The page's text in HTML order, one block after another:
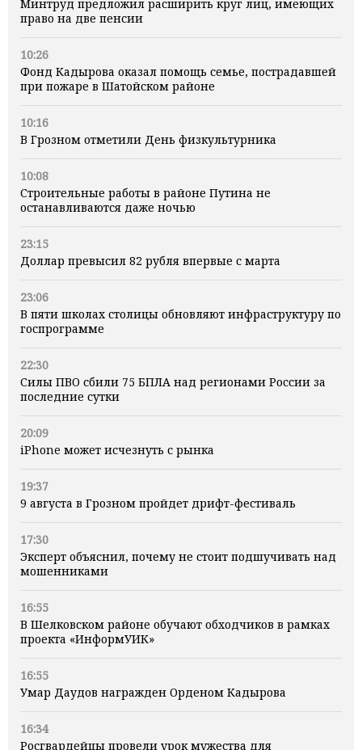
Минтруд предложил расширить круг лиц, имеющих
право на две пенсии
10:26
Фонд Кадырова оказал помощь семье, пострадавшей
при пожаре в Шатойском районе
10:16
В Грозном отметили День физкультурника
10:08
Строительные работы в районе Путина не
останавливаются даже ночью
23:15
Доллар превысил 82 рубля впервые с марта
23:06
В пяти школах столицы обновляют инфраструктуру по
госпрограмме
22:30
Силы ПВО сбили 75 БПЛА над регионами России за
последние сутки
20:09
iPhone может исчезнуть с рынка
19:37
9 августа в Грозном пройдет дрифт-фестиваль
17:30
Эксперт объяснил, почему не стоит подшучивать над
мошенниками
16:55
В Шелковском районе обучают обходчиков в рамках
проекта «ИнформУИК»
16:55
Умар Даудов награжден Орденом Кадырова
16:34
Росгвардейцы провели урок мужества для